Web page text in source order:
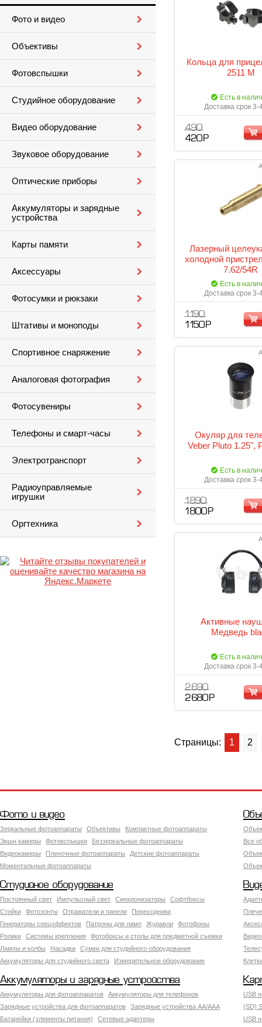
Фото и видео
Объективы
Фотовспышки
Студийное оборудование
Видео оборудование
Звуковое оборудование
Оптические приборы
Аккумуляторы и зарядные
устройства
Карты памяти
Аксессуары
Фотосумки и рюкзаки
Штативы и моноподы
Спортивное снаряжение
Аналоговая фотография
Фотосувениры
Телефоны и смарт-часы
Электротранспорт
Радиоуправляемые
игрушки
Оргтехника
Кольца для
2511 M
Есть в
Доставка срок 3-
490
420 Р
Лазерный
холодной
7.62/54R
Есть в
Доставка срок 3-
1 190
1 150 Р
Окуляр для
Veber Pluto 1.25",
Есть в
Доставка срок 3-
1 890
1 800 Р
Активные
Медведь
Есть в
Доставка срок 3-
2 690
2 680 Р
Страницы: 1 2
Фото и видео
Зеркальные фотоаппараты Объективы
Компактные фотоаппараты
Экшн камеры
Фотовспышки
Беззеркальные фотоаппараты
Видеокамеры
Пленочные фотоаппараты
Детские фотоаппараты
Моментальные фотоаппараты
Все
Студийное оборудование
Постоянный свет Импульсный свет Синхронизаторы
Софтбоксы
Стойки
Фотозонты Отражатели и панели
Переходники
Генераторы спецэффектов
Патроны для ламп Журавли
Фотофоны
Ролики
Системы крепления
Фотобоксы и столы для предметной съемки
Лампы и колбы
Насадки
Сумки для студийного оборудования
Аккумуляторы для студийного света
Измерительное оборудование
Аккумуляторы и зарядные устройства
Аккумуляторы для фотоаппаратов
Аккумуляторы для телефонов
Зарядные устройства для фотоаппаратов
Зарядные устройства AA/AAA
Батарейки (элементы питания)
Сетевые адаптеры
USB
(SD)
USB